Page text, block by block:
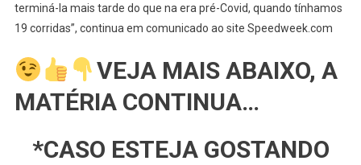
terminá-la mais tarde do que na era pré-Covid, quando tínhamos
19 corridas”, continua em comunicado ao site Speedweek.com
VEJA MAIS ABAIXO, A
MATÉRIA CONTINUA…
*CASO ESTEJA GOSTANDO